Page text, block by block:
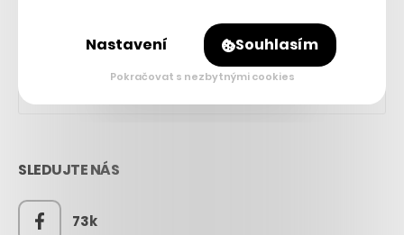
SLEDUJTE NÁS
73k
Nastavení Souhlasím
Pokračovat s nezbytnými cookies